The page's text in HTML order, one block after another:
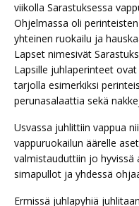
viikolla Sarastuksessa
Ohjelmassa oli
yhteinen ruokailu ja
Lapset nimesivät
Lapsille juhlaperinteet
tarjolla esimerkiksi
perunasalaattia sekä
Usvassa juhlittiin vappua
vappuruokailun äärelle
valmistauduttiin jo hyvissä
simapullot ja yhdessä
Ermissä juhlapyhiä